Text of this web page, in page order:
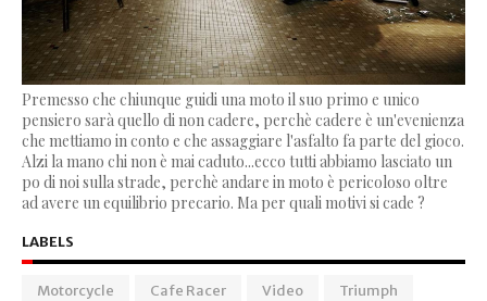
Premesso che chiunque guidi una moto il suo primo e unico
pensiero sarà quello di non cadere, perchè cadere è un'evenienza
che mettiamo in conto e che assaggiare l'asfalto fa parte del gioco.
Alzi la mano chi non è mai caduto...ecco tutti abbiamo lasciato un
po di noi sulla strade, perchè andare in moto è pericoloso oltre
ad avere un equilibrio precario. Ma per quali motivi si cade ?
LABELS
Motorcycle Cafe Racer Video
Triumph